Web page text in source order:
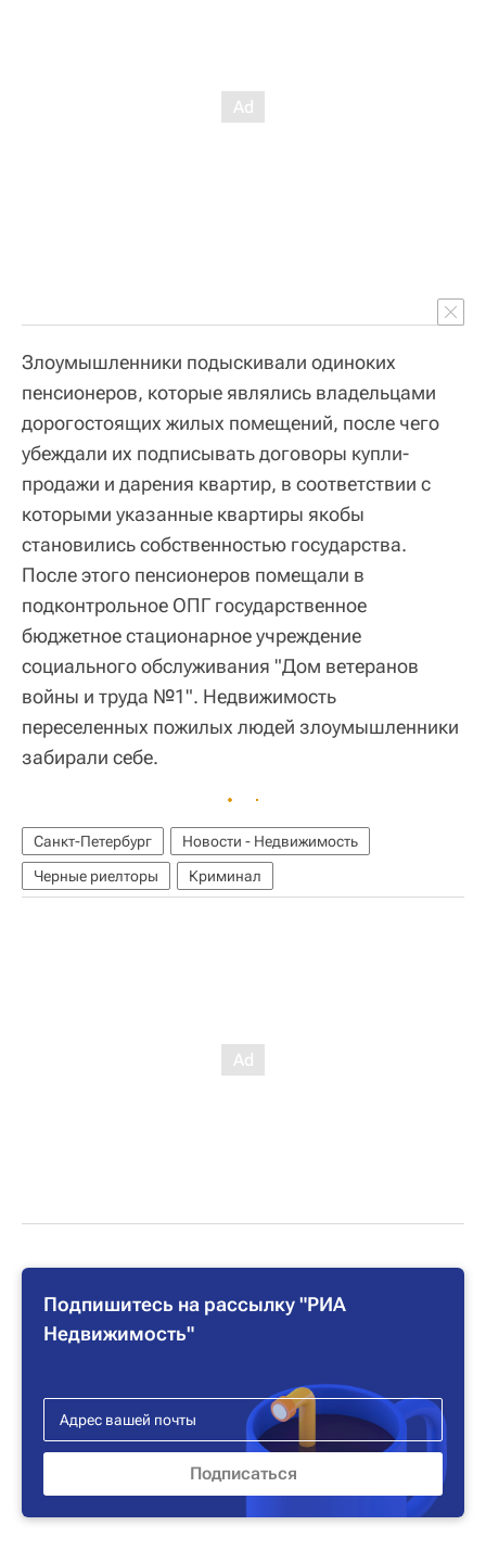
Злоумышленники подыскивали одиноких
пенсионеров, которые являлись владельцами
дорогостоящих жилых помещений, после чего
убеждали их подписывать договоры купли-
продажи и дарения квартир, в соответствии с
которыми указанные квартиры якобы
становились собственностью государства.
После этого пенсионеров помещали в
подконтрольное ОПГ государственное
бюджетное стационарное учреждение
социального обслуживания "Дом ветеранов
войны и труда №1". Недвижимость
переселенных пожилых людей злоумышленники
забирали себе.
Санкт-Петербург
Новости - Недвижимость
Черные риелторы
Криминал
Подпишитесь на рассылку "РИА
Недвижимость"